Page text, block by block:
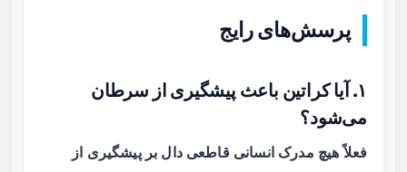
پرسش‌های رایج
۱. آیا کراتین باعث پیشگیری از سرطان
می‌شود؟
فعلاً هیچ مدرک انسانی قاطعی دال بر پیشگیری از